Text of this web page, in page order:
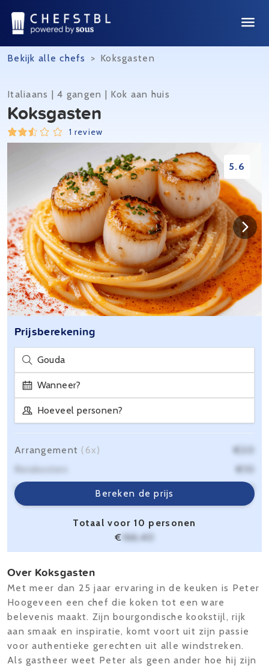
Bekijk alle chefs > Koksgasten
Italiaans | 4 gangen | Kok aan huis
Koksgasten
1 review
5.6
Prijsberekening
Gouda
Wanneer?
Hoeveel personen?
Bereken de prijs
Arrangement (6x)
€20
Reiskosten
€10
Servicekosten
€6,40
Totaal voor 10 personen
€ 166,40
Over Koksgasten
Met meer dan 25 jaar ervaring in de keuken is Peter
Hoogeveen een chef die koken tot een ware
belevenis maakt. Zijn bourgondische kookstijl, rijk
aan smaak en inspiratie, komt voort uit zijn passie
voor authentieke gerechten uit alle windstreken.
Als gastheer weet Peter als geen ander hoe hij zijn